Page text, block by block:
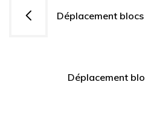
Navigation
Déplacement
Déplacement